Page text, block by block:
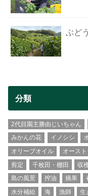
ぶど
分類
2代目園主勝由じいちゃん
みかんの花
イノシシ
オリーブオイル
オース
剪定
千枚田・棚田 収
島の風景
搾油 摘果
水分補給
海 漁師 生